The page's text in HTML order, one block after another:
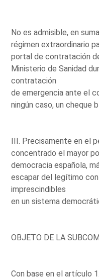
No es admisible, en
régimen extraordinario
portal de contratación
Ministerio de Sanidad
contratación
de emergencia ante el
ningún caso, un cheque
III. Precisamente en el
concentrado el mayor
democracia española,
escapar del legítimo
imprescindibles
en un sistema
OBJETO DE LA
Con base en el artículo